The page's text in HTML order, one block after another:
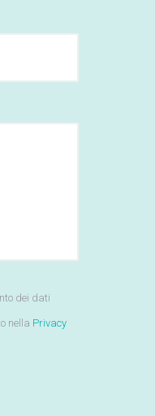
dei dati
nella Privacy